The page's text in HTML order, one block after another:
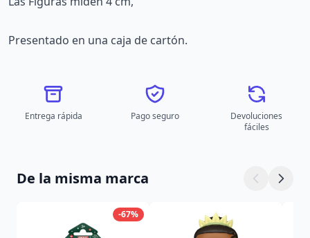
Presentado en una caja de cartón.
Entrega rápida Pago seguro
Devoluciones
fáciles
De la misma marca
-67%